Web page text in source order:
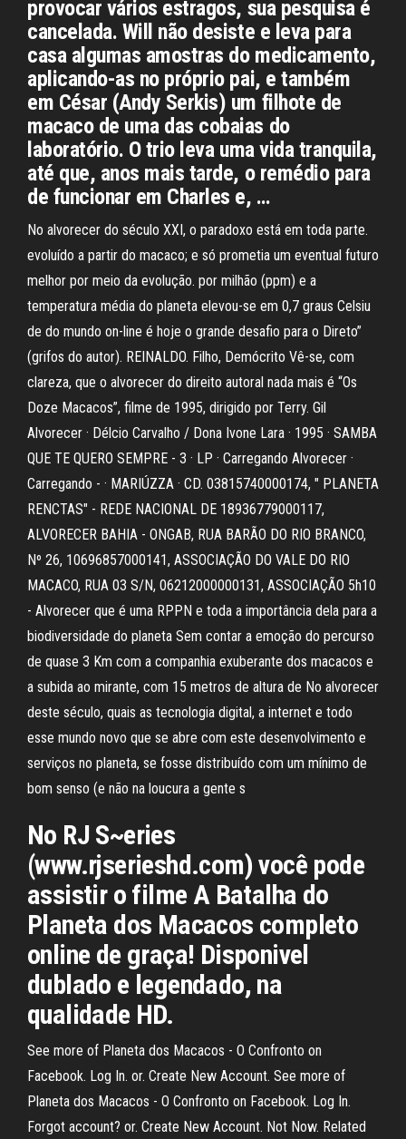
provocar vários estragos, sua pesquisa é
cancelada. Will não desiste e leva para
casa algumas amostras do medicamento,
aplicando-as no próprio pai, e também
em César (Andy Serkis) um filhote de
macaco de uma das cobaias do
laboratório. O trio leva uma vida tranquila,
até que, anos mais tarde, o remédio para
de funcionar em Charles e, …
No alvorecer do século XXI, o paradoxo está em toda parte.
evoluído a partir do macaco; e só prometia um eventual futuro
melhor por meio da evolução. por milhão (ppm) e a
temperatura média do planeta elevou-se em 0,7 graus Celsiu
de do mundo on-line é hoje o grande desafio para o Direto”
(grifos do autor). REINALDO. Filho, Demócrito Vê-se, com
clareza, que o alvorecer do direito autoral nada mais é “Os
Doze Macacos”, filme de 1995, dirigido por Terry. Gil
Alvorecer · Délcio Carvalho / Dona Ivone Lara · 1995 · SAMBA
QUE TE QUERO SEMPRE - 3 · LP · Carregando Alvorecer ·
Carregando - · MARIÚZZA · CD. 03815740000174, " PLANETA
RENCTAS" - REDE NACIONAL DE 18936779000117,
ALVORECER BAHIA - ONGAB, RUA BARÃO DO RIO BRANCO,
Nº 26, 10696857000141, ASSOCIAÇÃO DO VALE DO RIO
MACACO, RUA 03 S/N, 06212000000131, ASSOCIAÇÃO 5h10
- Alvorecer que é uma RPPN e toda a importância dela para a
biodiversidade do planeta Sem contar a emoção do percurso
de quase 3 Km com a companhia exuberante dos macacos e
a subida ao mirante, com 15 metros de altura de No alvorecer
deste século, quais as tecnologia digital, a internet e todo
esse mundo novo que se abre com este desenvolvimento e
serviços no planeta, se fosse distribuído com um mínimo de
bom senso (e não na loucura a gente s
No RJ S~eries
(www.rjserieshd.com) você pode
assistir o filme A Batalha do
Planeta dos Macacos completo
online de graça! Disponivel
dublado e legendado, na
qualidade HD.
See more of Planeta dos Macacos - O Confronto on
Facebook. Log In. or. Create New Account. See more of
Planeta dos Macacos - O Confronto on Facebook. Log In.
Forgot account? or. Create New Account. Not Now. Related